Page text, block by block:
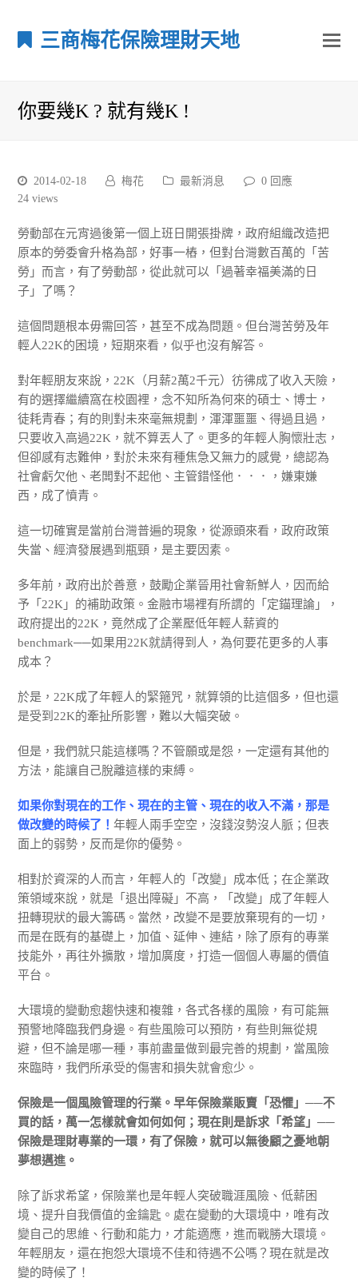
三商梅花保險理財天地
你要幾K ? 就有幾K !
2014-02-18 梅花 最新消息
0 回應
24 views
勞動部在元宵過後第一個上班日開張掛牌，政府組織改造把
原本的勞委會升格為部，好事一樁，但對台灣數百萬的「苦
勞」而言，有了勞動部，從此就可以「過著幸福美滿的日
子」了嗎？
這個問題根本毋需回答，甚至不成為問題。但台灣苦勞及年
輕人22K的困境，短期來看，似乎也沒有解答。
對年輕朋友來說，22K（月薪2萬2千元）彷彿成了收入天險，
有的選擇繼續窩在校園裡，念不知所為何來的碩士、博士，
徒耗青春；有的則對未來毫無規劃，渾渾噩噩、得過且過，
只要收入高過22K，就不算丟人了。更多的年輕人胸懷壯志，
但卻感有志難伸，對於未來有種焦急又無力的感覺，總認為
社會虧欠他、老闆對不起他、主管錯怪他．．．，嫌東嫌
西，成了憤青。
這一切確實是當前台灣普遍的現象，從源頭來看，政府政策
失當、經濟發展遇到瓶頸，是主要因素。
多年前，政府出於善意，鼓勵企業晉用社會新鮮人，因而給
予「22K」的補助政策。金融市場裡有所謂的「定錨理論」，
政府提出的22K，竟然成了企業壓低年輕人薪資的
benchmark──如果用22K就請得到人，為何要花更多的人事
成本？
於是，22K成了年輕人的緊箍咒，就算領的比這個多，但也還
是受到22K的牽扯所影響，難以大幅突破。
但是，我們就只能這樣嗎？不管願或是怨，一定還有其他的
方法，能讓自己脫離這樣的束縛。
如果你對現在的工作、現在的主管、現在的收入不滿，那是
做改變的時候了！年輕人兩手空空，沒錢沒勢沒人脈；但表
面上的弱勢，反而是你的優勢。
相對於資深的人而言，年輕人的「改變」成本低；在企業政
策領域來說，就是「退出障礙」不高，「改變」成了年輕人
扭轉現狀的最大籌碼。當然，改變不是要放棄現有的一切，
而是在既有的基礎上，加值、延伸、連結，除了原有的專業
技能外，再往外擴散，增加廣度，打造一個個人專屬的價值
平台。
大環境的變動愈趨快速和複雜，各式各樣的風險，有可能無
預警地降臨我們身邊。有些風險可以預防，有些則無從規
避，但不論是哪一種，事前盡量做到最完善的規劃，當風險
來臨時，我們所承受的傷害和損失就會愈少。
保險是一個風險管理的行業。早年保險業販賣「恐懼」──不
買的話，萬一怎樣就會如何如何；現在則是訴求「希望」──
保險是理財專業的一環，有了保險，就可以無後顧之憂地朝
夢想邁進。
除了訴求希望，保險業也是年輕人突破職涯風險、低薪困
境、提升自我價值的金鑰匙。處在變動的大環境中，唯有改
變自己的思維、行動和能力，才能適應，進而戰勝大環境。
年輕朋友，還在抱怨大環境不佳和待遇不公嗎？現在就是改
變的時候了！